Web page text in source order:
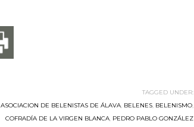
TAGGED UNDER:
ASOCIACION DE BELENISTAS DE ÁLAVA, BELENES, BELENISMO,
COFRADÍA DE LA VIRGEN BLANCA, PEDRO PABLO GONZÁLEZ